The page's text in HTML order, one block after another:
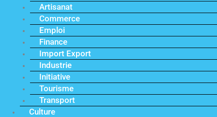
Artisanat
Commerce
Emploi
Finance
Import Export
Industrie
Initiative
Tourisme
Transport
Culture